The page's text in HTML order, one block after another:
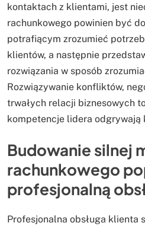
kontaktach z klientami, jest
rachunkowego powinien być
potrafiącym zrozumieć
klientów, a następnie
rozwiązania w sposób
Rozwiązywanie konfliktów,
trwałych relacji biznesowych
kompetencje lidera odgrywają
Budowanie silnej
rachunkowego
profesjonalną
Profesjonalna obsługa klienta